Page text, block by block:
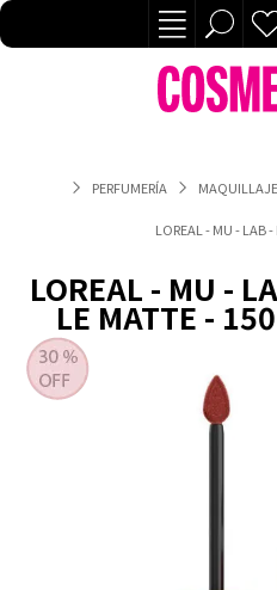
PERFUMERÍA MAQUILLAJE
LOREAL - MU - LAB -
LOREAL - MU -
LE MATTE -